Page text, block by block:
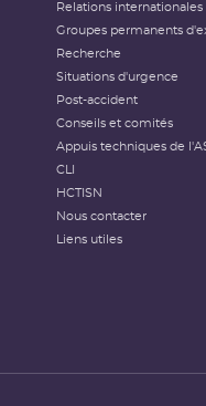
Relations internationales
Groupes permanents
Recherche
Situations d'urgence
Post-accident
Conseils et comités
Appuis techniques de
CLI
HCTISN
Nous contacter
Liens utiles